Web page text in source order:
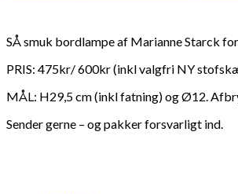
SÅ smuk bordlampe af Marianne Starck
PRIS: 475kr/ 600kr (inkl valgfri NY
MÅL: H29,5 cm (inkl fatning) og Ø12.
Sender gerne – og pakker forsvarligt ind.